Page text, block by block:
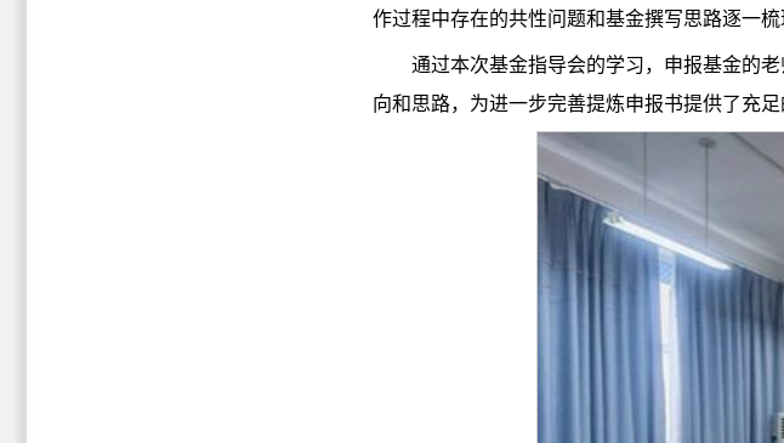
作过程中存在的共性问题和基金撰写思路逐一
通过本次基金指导会的学习，申报基金的
向和思路，为进一步完善提炼申报书提供了充足